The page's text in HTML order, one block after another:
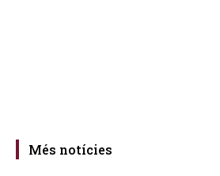
Més notícies